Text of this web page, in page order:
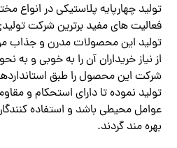
تولید چهارپایه پلاستیکی در انواع
فعالیت های مفید برترین شرکت
تولید این محصولات مدرن و جذاب
از نیاز خریداران آن را به خوبی و به
شرکت این محصول را طبق
تولید نموده تا دارای استحکام و
عوامل محیطی باشد و استفاده کنندگان
بهره مند گردند.